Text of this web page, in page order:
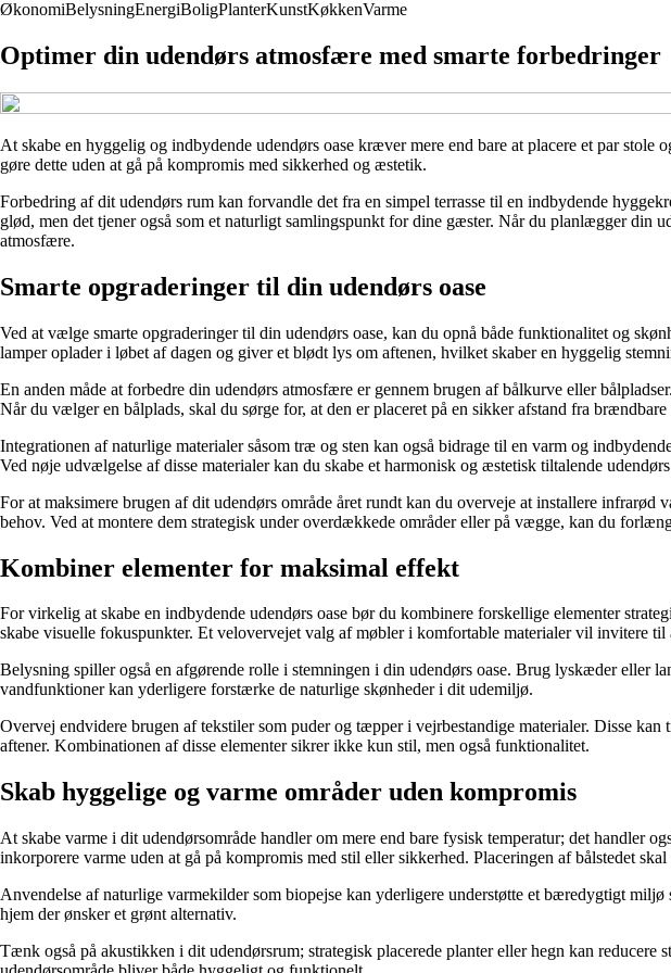
ØkonomiBelysningEnergiBoligPlanterKunstKøkkenVarme
Optimer din udendørs atmosfære med smarte forbedringer
At skabe en hyggelig og indbydende udendørs oase kræver mere end bare at placere et par
gøre dette uden at gå på kompromis med sikkerhed og æstetik.
Forbedring af dit udendørs rum kan forvandle det fra en simpel terrasse til en indbydende
glød, men det tjener også som et naturligt samlingspunkt for dine gæster. Når du planlægger din
atmosfære.
Smarte opgraderinger til din udendørs oase
Ved at vælge smarte opgraderinger til din udendørs oase, kan du opnå både funktionalitet og
lamper oplader i løbet af dagen og giver et blødt lys om aftenen, hvilket skaber en hyggelig
En anden måde at forbedre din udendørs atmosfære er gennem brugen af bålkurve eller
Når du vælger en bålplads, skal du sørge for, at den er placeret på en sikker afstand fra
Integrationen af naturlige materialer såsom træ og sten kan også bidrage til en varm og
Ved nøje udvælgelse af disse materialer kan du skabe et harmonisk og æstetisk tiltalende
For at maksimere brugen af dit udendørs område året rundt kan du overveje at installere
behov. Ved at montere dem strategisk under overdækkede områder eller på vægge, kan du
Kombiner elementer for maksimal effekt
For virkelig at skabe en indbydende udendørs oase bør du kombinere forskellige elementer
skabe visuelle fokuspunkter. Et velovervejet valg af møbler i komfortable materialer vil invitere
Belysning spiller også en afgørende rolle i stemningen i din udendørs oase. Brug lyskæder eller
vandfunktioner kan yderligere forstærke de naturlige skønheder i dit udemiljø.
Overvej endvidere brugen af tekstiler som puder og tæpper i vejrbestandige materialer. Disse
aftener. Kombinationen af disse elementer sikrer ikke kun stil, men også funktionalitet.
Skab hyggelige og varme områder uden kompromis
At skabe varme i dit udendørsområde handler om mere end bare fysisk temperatur; det handler
inkorporere varme uden at gå på kompromis med stil eller sikkerhed. Placeringen af bålstedet
Anvendelse af naturlige varmekilder som biopejse kan yderligere understøtte et bæredygtigt
hjem der ønsker et grønt alternativ.
Tænk også på akustikken i dit udendørsrum; strategisk placerede planter eller hegn kan